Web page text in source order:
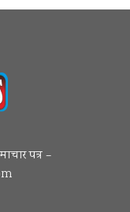
पत्र –